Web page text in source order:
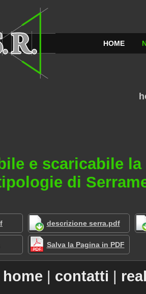
HOME
e scaricabile
di
descrizione serra.pdf
Salva la Pagina in PDF
home | contatti |